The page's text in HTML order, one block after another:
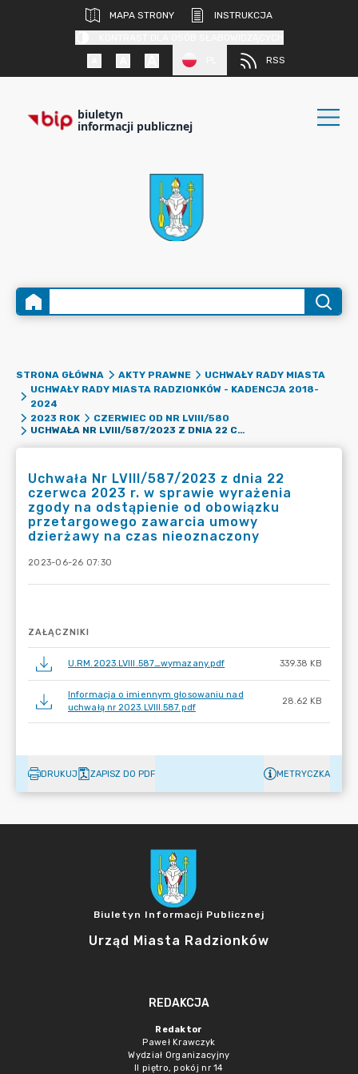
MAPA STRONY
INSTRUKCJA
RSS
biuletyn
informacji publicznej
STRONA GŁÓWNA AKTY PRAWNE
UCHWAŁY RADY MIASTA
UCHWAŁY RADY MIASTA RADZIONKÓW - KADENCJA 2018-
2024
2023 ROK
CZERWIEC OD NR LVIII/580
UCHWAŁA NR LVIII/587/2023 Z DNIA 22 CZERWCA 2023 R. W SPRAWIE WYRAŻENIA ZGODY NA ODSTĄPIENIE OD OBOWIĄZKU PRZETARGOWEGO ZAWARCIA UMOWY DZIERŻAWY NA CZAS NIEOZNACZONY
Uchwała Nr LVIII/587/2023 z dnia 22
czerwca 2023 r. w sprawie wyrażenia
zgody na odstąpienie od obowiązku
przetargowego zawarcia umowy
dzierżawy na czas nieoznaczony
2023-06-26 07:30
ZAŁĄCZNIKI
U.RM.2023.LVIII.587_wymazany.pdf 339.38 KB
Informacja o imiennym głosowaniu nad
uchwałą nr 2023.LVIII.587.pdf
28.62 KB
DRUKUJ ZAPISZ DO PDF METRYCZKA
Biuletyn Informacji Publicznej
Urząd Miasta Radzionków
REDAKCJA
Redaktor
Paweł Krawczyk
Wydział Organizacyjny
II piętro, pokój nr 14